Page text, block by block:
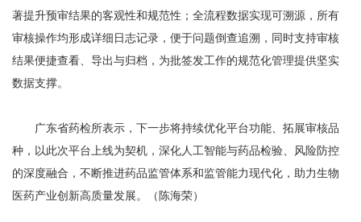
著提升预审结果的客观性和规范性；全流程数据实现可溯源，所有
审核操作均形成详细日志记录，便于问题倒查追溯，同时支持审核
结果便捷查看、导出与归档，为批签发工作的规范化管理提供坚实
数据支撑。
广东省药检所表示，下一步将持续优化平台功能、拓展审核品
种，以此次平台上线为契机，深化人工智能与药品检验、风险防控
的深度融合，不断推进药品监管体系和监管能力现代化，助力生物
医药产业创新高质量发展。（陈海荣）